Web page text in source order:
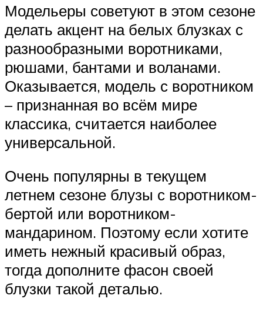
Модельеры советуют в этом сезоне
делать акцент на белых блузках с
разнообразными воротниками,
рюшами, бантами и воланами.
Оказывается, модель с воротником
– признанная во всём мире
классика, считается наиболее
универсальной.
Очень популярны в текущем
летнем сезоне блузы с воротником-
бертой или воротником-
мандарином. Поэтому если хотите
иметь нежный красивый образ,
тогда дополните фасон своей
блузки такой деталью.